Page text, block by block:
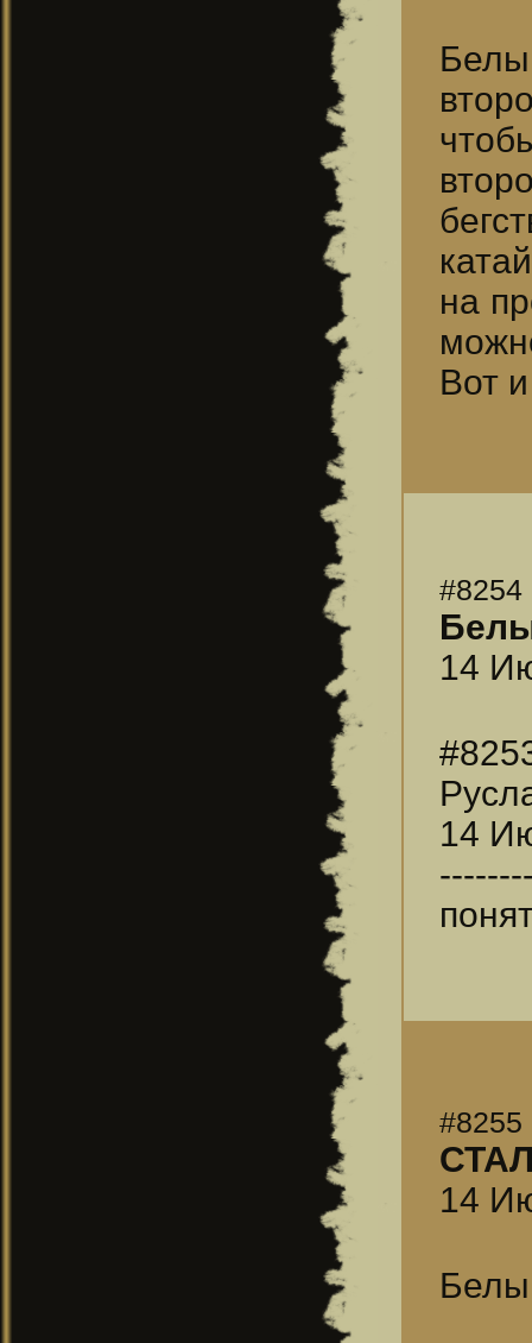
на
Вот
#8254
14
14
#8255
14